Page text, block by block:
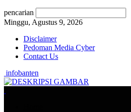
pencarian
Minggu, Agustus 9, 2026
Disclaimer
Pedoman Media Cyber
Contact Us
infobanten